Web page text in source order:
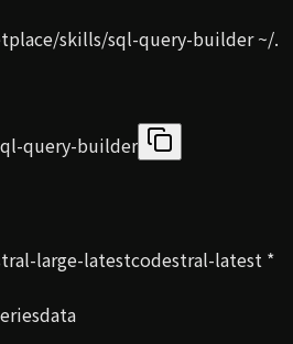
skills/sql-query-builder ~/.
query-builder
large-latestcodestral-latest *
data